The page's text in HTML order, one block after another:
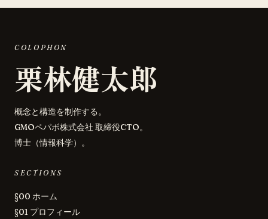
COLOPHON
栗林健太郎
概念と構造を制作する。
GMOペパボ株式会社 取締役CTO。
博士（情報科学）。
SECTIONS
§00 ホーム
§01 プロフィール